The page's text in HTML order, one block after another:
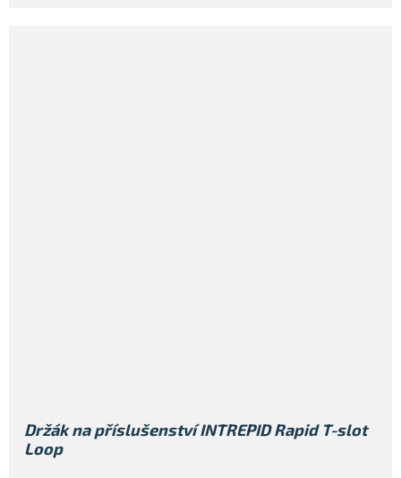
Držák na příslušenství INTREPID Rapid T-slot
Loop